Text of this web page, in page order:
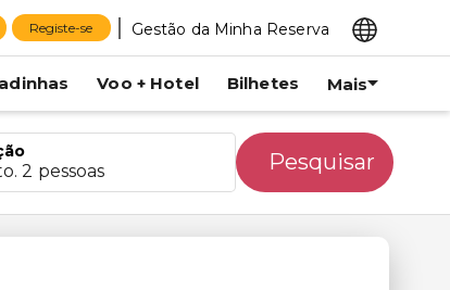
Registe-se Gestão da Minha Reserva
Voo + Hotel Bilhetes Mais
2 pessoas Pesquisar